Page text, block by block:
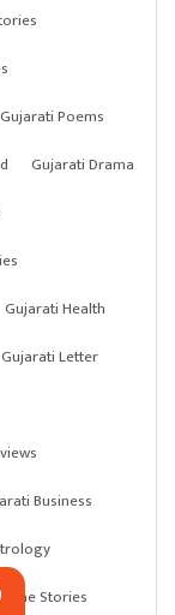
Gujarati Poems
Gujarati Drama
Gujarati Health
Gujarati Letter
Business
Stories